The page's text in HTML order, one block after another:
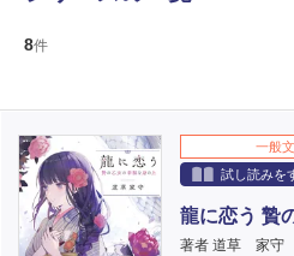
8件
一般
試し読みを
龍に恋う 贄
著者 道草 家守